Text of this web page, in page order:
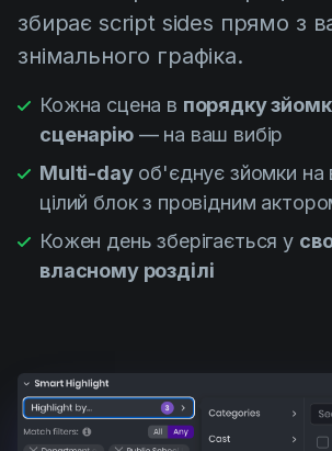
збирає script sides прямо з
знімального графіка.
Кожна сцена в порядку
сценарію— на ваш вибір
Multi-dayоб'єднує зйомки на
цілий блок з провідним
Кожен день зберігається у
власному розділі